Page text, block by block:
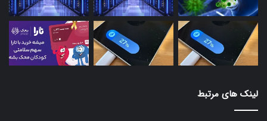
لینک های مرتبط